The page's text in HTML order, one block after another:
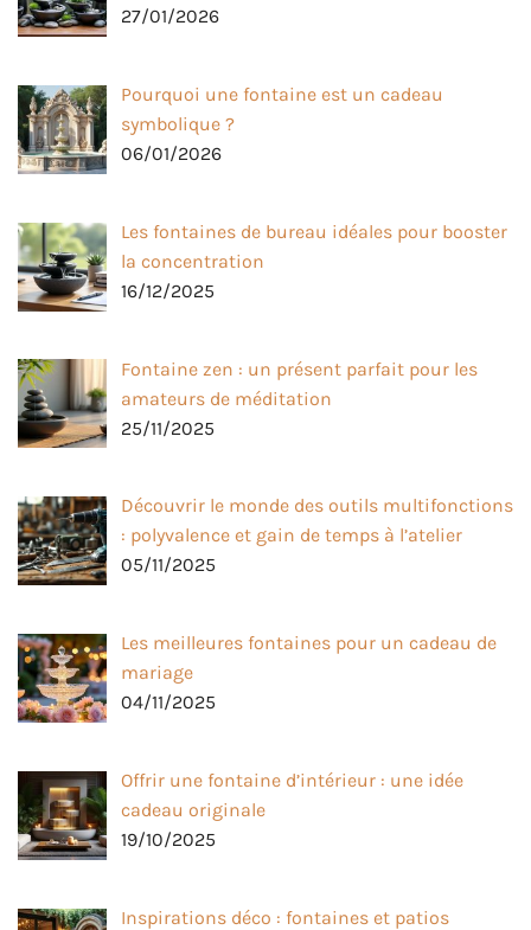
27/01/2026
Pourquoi une fontaine est un cadeau
symbolique ?
06/01/2026
Les fontaines de bureau idéales pour booster
la concentration
16/12/2025
Fontaine zen : un présent parfait pour les
amateurs de méditation
25/11/2025
Découvrir le monde des outils multifonctions
: polyvalence et gain de temps à l’atelier
05/11/2025
Les meilleures fontaines pour un cadeau de
mariage
04/11/2025
Offrir une fontaine d’intérieur : une idée
cadeau originale
19/10/2025
Inspirations déco : fontaines et patios